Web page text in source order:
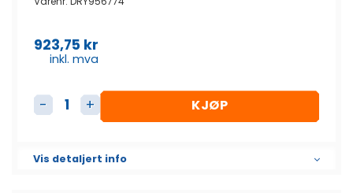
923,75 kr
inkl. mva
Arbeidslys antall KJØP
Vis detaljert info